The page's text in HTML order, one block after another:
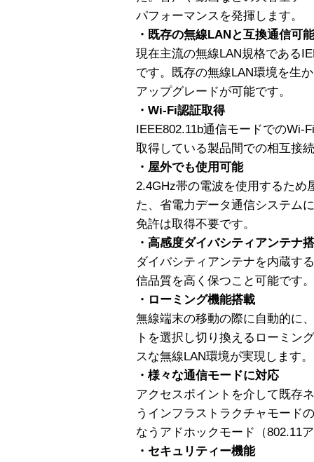
パフォーマンスを発揮します。
・既存の無線LANと互換通信可能
現在主流の無線LAN規格である
です。既存の無線LAN環境を生
アップグレードが可能です。
・Wi-Fi認証取得
IEEE802.11b通信モードでのWi-
取得している製品間での相互接
・屋外でも使用可能
2.4GHz帯の電波を使用するため
た、省電力データ通信システム
免許は取得不要です。
・高感度ダイバシティアンテナ
ダイバシティアンテナを内蔵す
信品質を高く保つこと可能です。
・ローミング機能搭載
無線端末の移動の際に自動的に
トを選択し切り換えるローミン
スな無線LAN環境が実現します。
・様々な通信モードに対応
アクセスポイントを介して既存
うインフラストラクチャモード
なうアドホックモード（802.11
・セキュリティー機能